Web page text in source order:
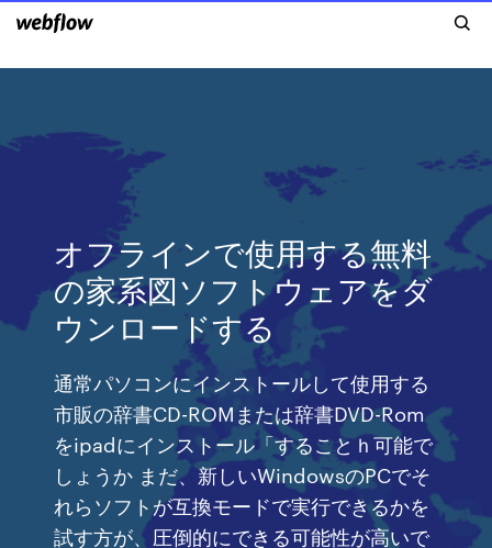
オフラインで使用する無料
の家系図ソフトウェアをダ
ウンロードする
通常パソコンにインストールして使用する
市販の辞書CD-ROMまたは辞書DVD-Rom
をipadにインストール「することｈ可能で
しょうか まだ、新しいWindowsのPCでそ
れらソフトが互換モードで実行できるかを
試す方が、圧倒的にできる可能性が高いで